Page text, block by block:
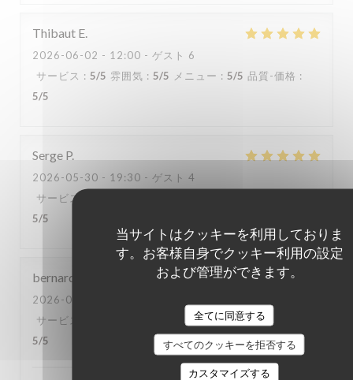
当サイトはクッキーを利用しておりま
す。お客様自身でクッキー利用の設定
および管理ができます。
全てに同意する
すべてのクッキーを拒否する
カスタマイズする
Thibaut E
2026-06-02 - 12:00 - ゲスト 6
サービス : 5/5 雰囲気 : 5/5 メニュー : 5/5 品質-価格 :
5/5
Serge P
2026-05-30 - 19:30 - ゲスト 4
サービス
5/5
bernard
2026-05-29
サービス
メニュー: 5/5 品質-価格
5/5